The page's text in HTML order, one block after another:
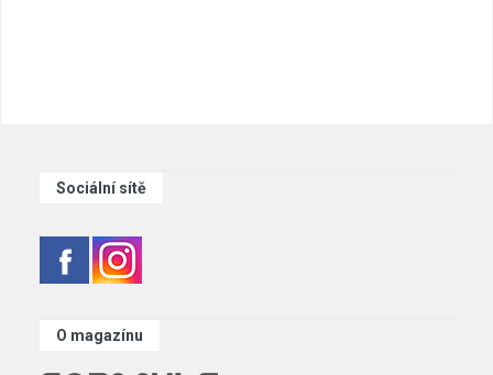
Sociální sítě
O magazínu